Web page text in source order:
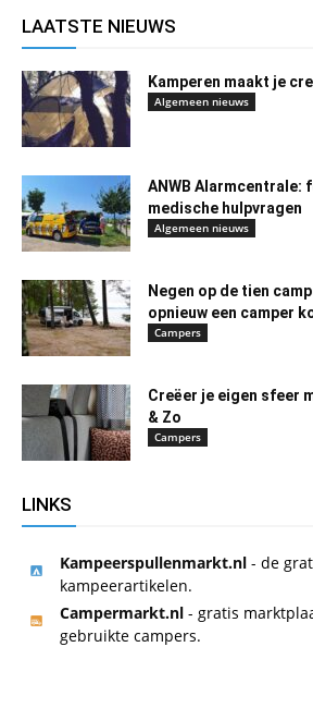
LAATSTE NIEUWS
Kamperen maakt je
Algemeen nieuws
ANWB Alarmcentrale:
medische hulpvragen
Algemeen nieuws
Negen op de tien
opnieuw een camper
Campers
Creëer je eigen sfeer
& Zo
Campers
LINKS
Kampeerspullenmarkt.nl - de
kampeerartikelen.
Campermarkt.nl - gratis
gebruikte campers.